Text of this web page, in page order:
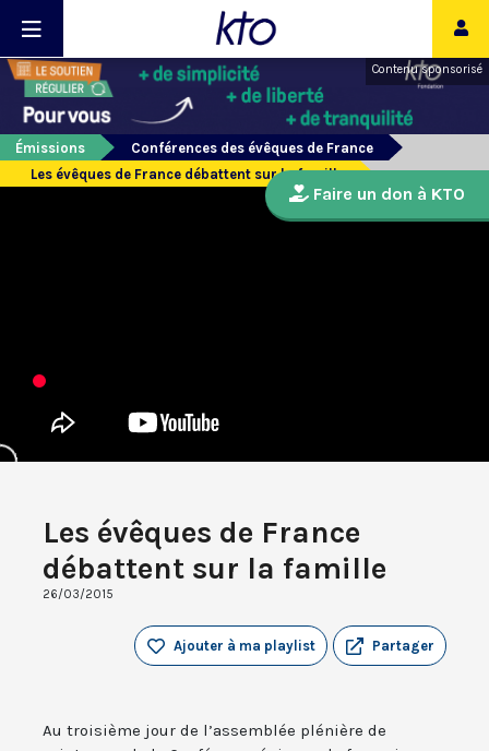
Contenu sponsorisé
Émissions
Conférences des évêques de France
Les évêques de France débattent sur la famille
Les évêques de France
débattent sur la famille
26/03/2015
Partager
Ajouter à ma playlist
Au troisième jour de l’assemblée plénière de
Faire un don à KTO